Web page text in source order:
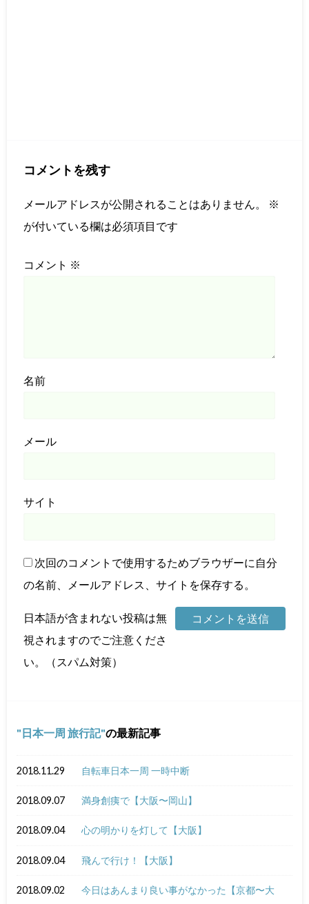
コメントを残す
メールアドレスが公開されることはありません。
※
が付いている欄は必須項目です
コメント ※
名前
メール
サイト
次回のコメントで使用するためブラウザーに自分
の名前、メールアドレス、サイトを保存する。
日本語が含まれない投稿は無
視されますのでご注意くださ
い。（スパム対策）
日本一周 旅行記 の最新記事
2018.11.29 自転車日本一周 一時中断
2018.09.07 満身創痍で【大阪〜岡山】
2018.09.04 心の明かりを灯して【大阪】
2018.09.04 飛んで行け！【大阪】
2018.09.02
今日はあんまり良い事がなかった【京都〜大